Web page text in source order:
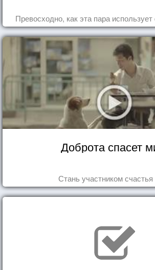
Превосходно, как эта пара
Доброта спасет
Стань участником